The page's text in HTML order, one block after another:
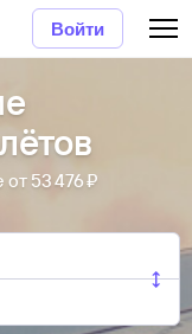
Войти
53 ⁠476 ⁠₽